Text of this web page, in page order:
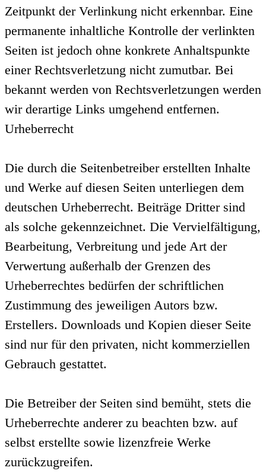
Zeitpunkt der Verlinkung nicht erkennbar. Eine
permanente inhaltliche Kontrolle der verlinkten
Seiten ist jedoch ohne konkrete Anhaltspunkte
einer Rechtsverletzung nicht zumutbar. Bei
bekannt werden von Rechtsverletzungen werden
wir derartige Links umgehend entfernen.
Urheberrecht
Die durch die Seitenbetreiber erstellten Inhalte
und Werke auf diesen Seiten unterliegen dem
deutschen Urheberrecht. Beiträge Dritter sind
als solche gekennzeichnet. Die Vervielfältigung,
Bearbeitung, Verbreitung und jede Art der
Verwertung außerhalb der Grenzen des
Urheberrechtes bedürfen der schriftlichen
Zustimmung des jeweiligen Autors bzw.
Erstellers. Downloads und Kopien dieser Seite
sind nur für den privaten, nicht kommerziellen
Gebrauch gestattet.
Die Betreiber der Seiten sind bemüht, stets die
Urheberrechte anderer zu beachten bzw. auf
selbst erstellte sowie lizenzfreie Werke
zurückzugreifen.